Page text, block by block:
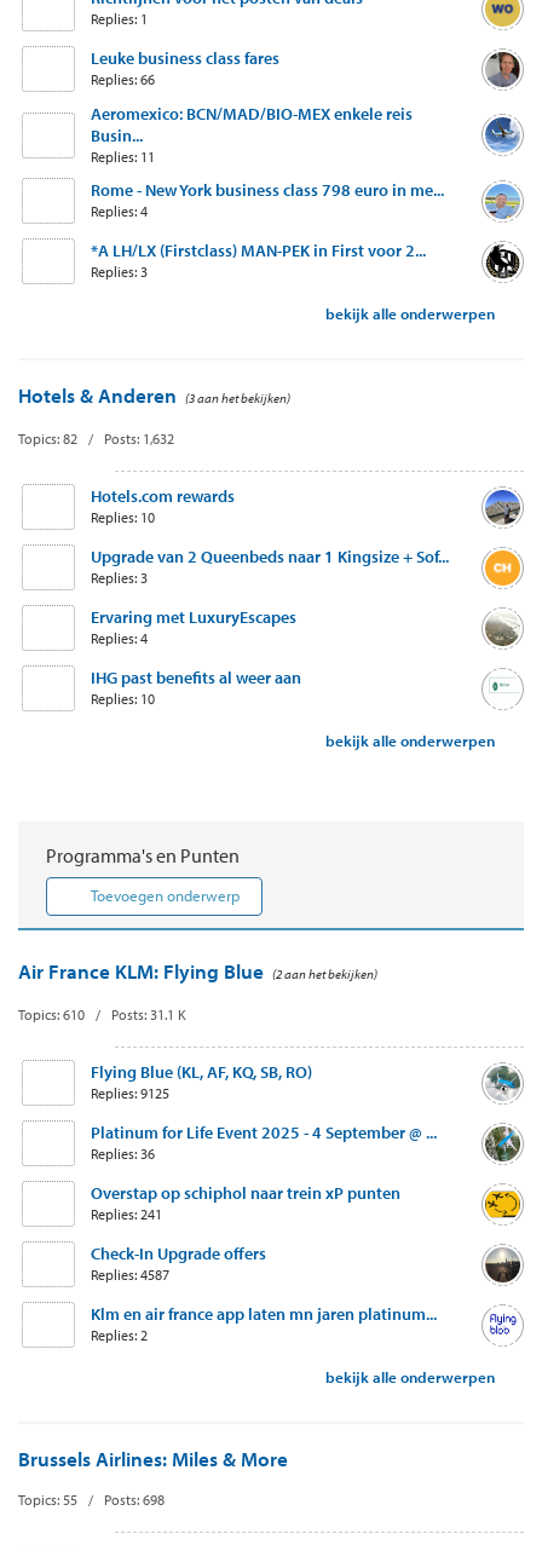
Replies: 1
Leuke business class fares
Replies: 66
Aeromexico: BCN/MAD/BIO-MEX enkele reis
Busin...
Replies: 11
Rome - New York business class 798 euro in me...
Replies: 4
*A LH/LX (Firstclass) MAN-PEK in First voor 2...
Replies: 3
bekijk alle onderwerpen
Hotels & Anderen (3 aan het bekijken)
Topics: 82 / Posts: 1,632
Hotels.com rewards
Replies: 10
Upgrade van 2 Queenbeds naar 1 Kingsize + Sof...
Replies: 3
Ervaring met LuxuryEscapes
Replies: 4
IHG past benefits al weer aan
Replies: 10
bekijk alle onderwerpen
Programma's en Punten
Toevoegen onderwerp
Air France KLM: Flying Blue (2 aan het bekijken)
Topics: 610 / Posts: 31.1 K
Flying Blue (KL, AF, KQ, SB, RO)
Replies: 9125
Platinum for Life Event 2025 - 4 September @ ...
Replies: 36
Overstap op schiphol naar trein xP punten
Replies: 241
Check-In Upgrade offers
Replies: 4587
Klm en air france app laten mn jaren platinum...
Replies: 2
bekijk alle onderwerpen
Brussels Airlines: Miles & More
Topics: 55 / Posts: 698